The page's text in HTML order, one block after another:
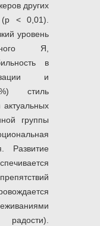
других
(p < 0,01).
уровень
Я,
в
и
стиль
группы
Развитие